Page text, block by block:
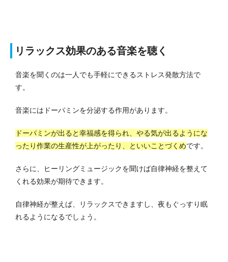
リラックス効果のある音楽を聴く
音楽を聞くのは一人でも手軽にできるストレス発散方法で
す。
音楽にはドーパミンを分泌する作用があります。
ドーパミンが出ると幸福感を得られ、やる気が出るようにな
ったり作業の生産性が上がったり、といいことづくめです。
さらに、ヒーリングミュージックを聞けば自律神経を整えて
くれる効果が期待できます。
自律神経が整えば、リラックスできますし、夜もぐっすり眠
れるようになるでしょう。